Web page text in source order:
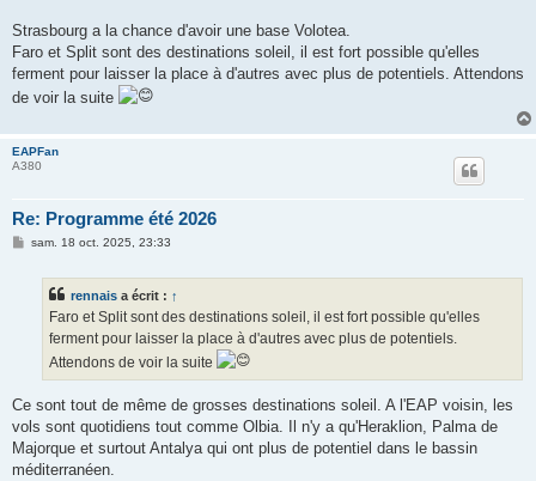
Strasbourg a la chance d'avoir une base Volotea.
Faro et Split sont des destinations soleil, il est fort possible qu'elles
ferment pour laisser la place à d'autres avec plus de potentiels. Attendons
de voir la suite
EAPFan
A380
Re: Programme été 2026
Msam. 18 oct. 2025, 23:33
rennais a écrit : ↑
Faro et Split sont des destinations soleil, il est fort possible qu'elles
ferment pour laisser la place à d'autres avec plus de potentiels.
Attendons de voir la suite
Ce sont tout de même de grosses destinations soleil. A l'EAP voisin, les
vols sont quotidiens tout comme Olbia. Il n'y a qu'Heraklion, Palma de
Majorque et surtout Antalya qui ont plus de potentiel dans le bassin
méditerranéen.